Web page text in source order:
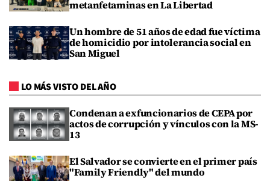
metanfetaminas en La Libertad
Un hombre de 51 años de edad fue víctima
de homicidio por intolerancia social en
San Miguel
LO MÁS VISTO DEL AÑO
Condenan a exfuncionarios de CEPA por
actos de corrupción y vínculos con la MS-
13
El Salvador se convierte en el primer país
"Family Friendly" del mundo